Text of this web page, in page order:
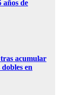
años de
acumular
en